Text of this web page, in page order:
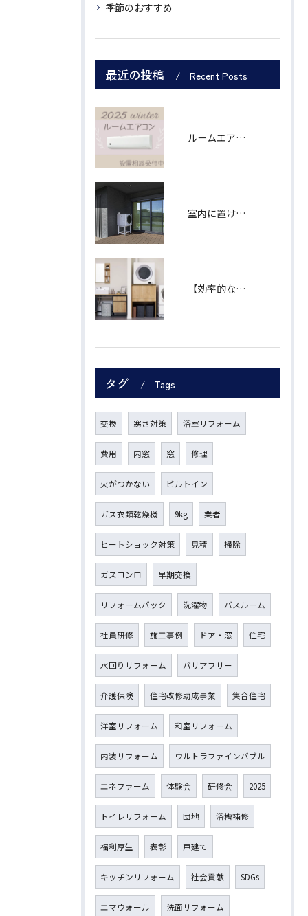
季節のおすすめ
最近の投稿 Recent Posts
ルームエアコン シャープ製６畳用
室内に置けなくても、あきらめなくて大丈夫！ 「乾太くん」軒下設置用モデル
【効率的な家事導線】"ランドリープラス"で、あなたの暮らしをもっと自由に。
タグ Tags
交換 寒さ対策 浴室リフォーム
費用 内窓 窓 修理
火がつかない ビルトイン
ガス衣類乾燥機 9kg 業者
ヒートショック対策 見積 掃除
ガスコンロ 早期交換
リフォームパック 洗濯物 バスルーム
社員研修 施工事例 ドア・窓 住宅
水回りリフォーム バリアフリー
介護保険 住宅改修助成事業 集合住宅
洋室リフォーム 和室リフォーム
内装リフォーム ウルトラファインバブル
エネファーム 体験会 研修会 2025
トイレリフォーム 団地 浴槽補修
福利厚生 表彰 戸建て
キッチンリフォーム 社会貢献 SDGs
エマウォール 洗面リフォーム